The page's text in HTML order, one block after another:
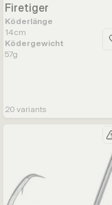
Firetiger
Köderlänge
14cm
Ködergewicht
57g
20 variants